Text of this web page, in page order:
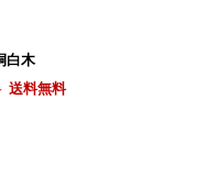
白木
送料無料